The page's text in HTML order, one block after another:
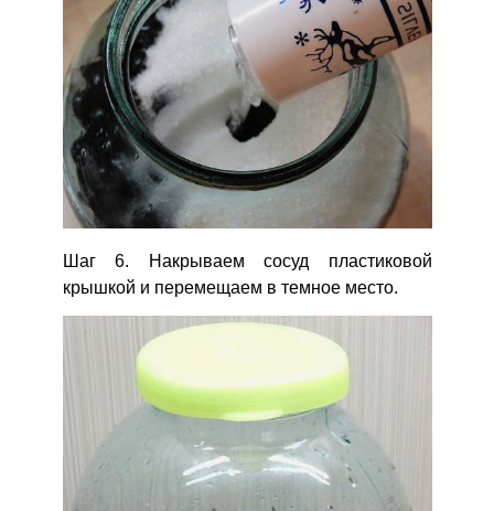
Шаг 6. Накрываем сосуд пластиковой
крышкой и перемещаем в темное место.